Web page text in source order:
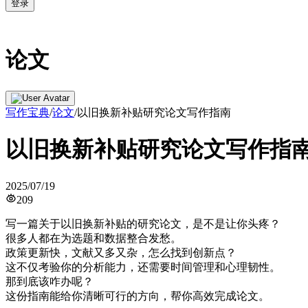
登录
论文
写作宝典/论文/以旧换新补贴研究论文写作指南
以旧换新补贴研究论文写作指
2025/07/19
209
写一篇关于以旧换新补贴的研究论文，是不是让你头疼？
很多人都在为选题和数据整合发愁。
政策更新快，文献又多又杂，怎么找到创新点？
这不仅考验你的分析能力，还需要时间管理和心理韧性。
那到底该咋办呢？
这份指南能给你清晰可行的方向，帮你高效完成论文。